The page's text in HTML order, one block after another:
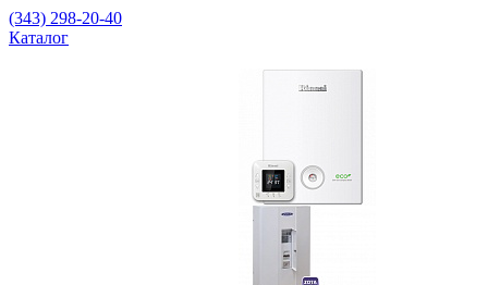
(343) 298-20-40
Каталог